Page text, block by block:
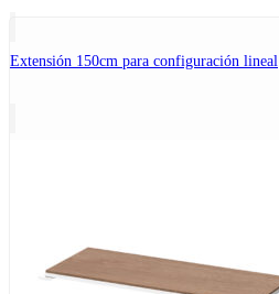
Extensión 150cm para configuración lineal